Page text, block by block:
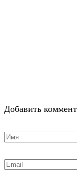
Добавить
Имя
Email